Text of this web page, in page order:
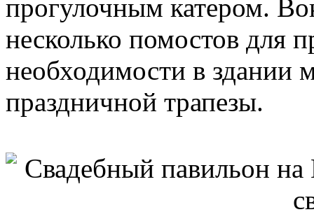
прогулочным катером.
несколько помостов для
необходимости в здании
праздничной трапезы.